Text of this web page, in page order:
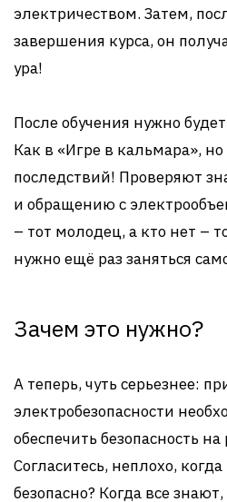
электричеством. Затем,
завершения курса, он
ура!
После обучения нужно
Как в «Игре в кальмара»,
последствий! Проверяют
и обращению с
– тот молодец, а кто нет –
нужно ещё раз заняться
Зачем это нужно?
А теперь, чуть серьезнее:
электробезопасности
обеспечить безопасность
Согласитесь, неплохо,
безопасно? Когда все